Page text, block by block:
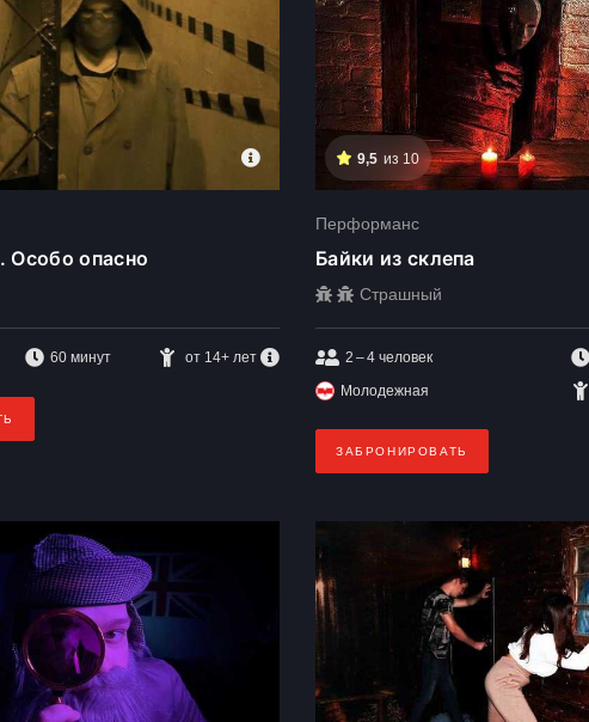
Особо опасно
60 минут от 14+ лет
9,5 из 10
Перформанс
Байки из склепа
Страшный
2 – 4 человек
Молодежная
ЗАБРОНИРОВАТЬ